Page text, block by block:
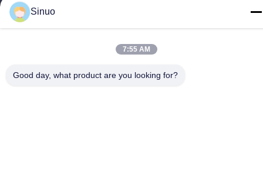
টেলিফোন
+86--13527656435
Sinuo
7:55 AM
Good day, what product are you looking for?